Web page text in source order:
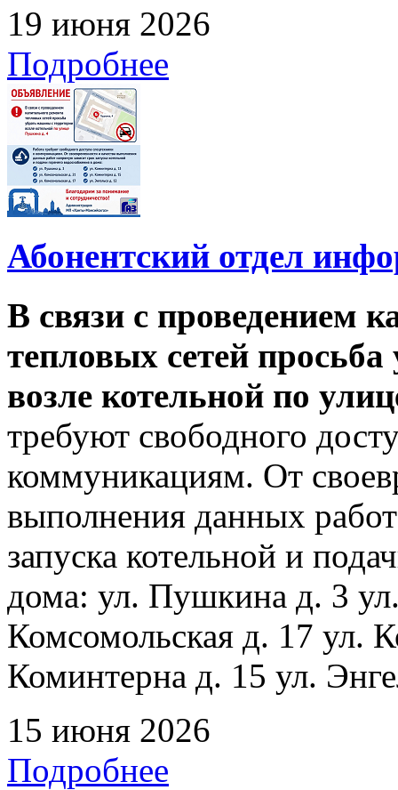
19 июня 2026
Подробнее
Абонентский отдел
В связи с проведением
тепловых сетей
возле котельной по
требуют свободного
коммуникациям. От
выполнения данных
запуска котельной и
дома: ул. Пушкина д. 3
Комсомольская д. 17 ул.
Коминтерна д. 15 ул.
15 июня 2026
Подробнее